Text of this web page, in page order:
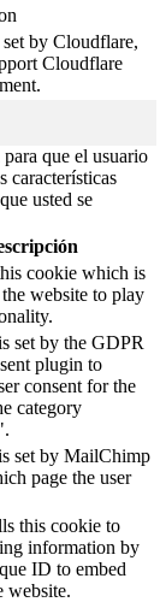
by Cloudflare,
Cloudflare
que el usuario
características
usted se
cookie which is
website to play
set by the GDPR
plugin to
consent for the
category
set by MailChimp
page the user
this cookie to
information by
ID to embed
website.